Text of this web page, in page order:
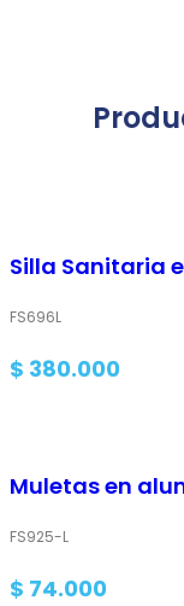
Silla Sanitaria
FS696L
$ 380.000
Muletas en
FS925-L
$ 74.000